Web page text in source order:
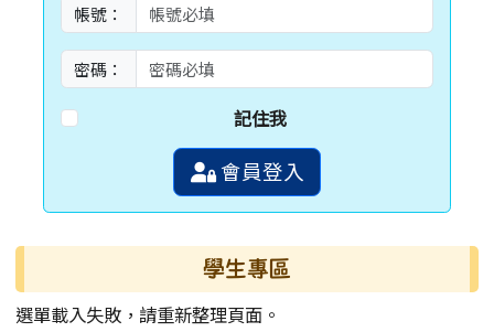
帳號：
密碼：
記住我
會員登入
學生專區
選單載入失敗，請重新整理頁面。